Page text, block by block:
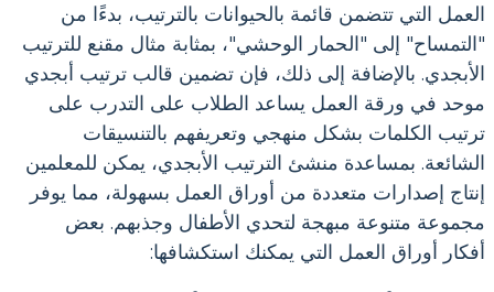
العمل التي تتضمن قائمة بالحيوانات بالترتيب، بدءًا من
"التمساح" إلى "الحمار الوحشي"، بمثابة مثال مقنع للترتيب
الأبجدي. بالإضافة إلى ذلك، فإن تضمين قالب ترتيب أبجدي
موحد في ورقة العمل يساعد الطلاب على التدرب على
ترتيب الكلمات بشكل منهجي وتعريفهم بالتنسيقات
الشائعة. بمساعدة منشئ الترتيب الأبجدي، يمكن للمعلمين
إنتاج إصدارات متعددة من أوراق العمل بسهولة، مما يوفر
مجموعة متنوعة مبهجة لتحدي الأطفال وجذبهم. بعض
أفكار أوراق العمل التي يمكنك استكشافها: